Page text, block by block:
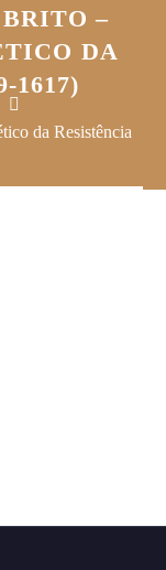
–
DA
1617)
da Resistência